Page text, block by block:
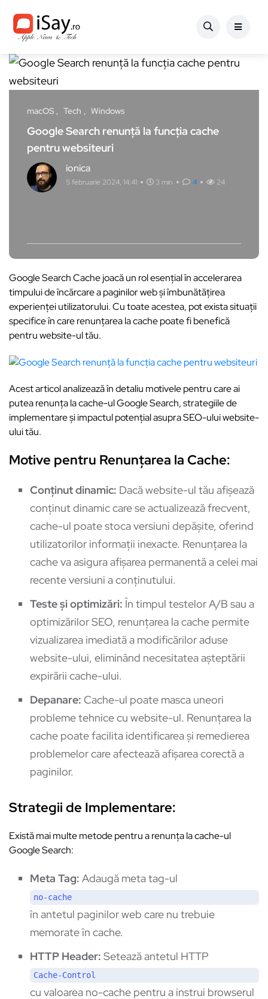
macOS Tech Windows
Google Search renunță la funcția cache
pentru websiteuri
ionica
5 februarie 2024, 14:41 3 min 4 24
Google Search Cache joacă un rol esențial în accelerarea
timpului de încărcare a paginilor web și îmbunătățirea
experienței utilizatorului. Cu toate acestea, pot exista situații
specifice în care renunțarea la cache poate fi benefică
pentru website-ul tău.
Acest articol analizează în detaliu motivele pentru care ai
putea renunța la cache-ul Google Search, strategiile de
implementare și impactul potențial asupra SEO-ului website-
ului tău.
Motive pentru Renunțarea la Cache:
Conținut dinamic: Dacă website-ul tău afișează
conținut dinamic care se actualizează frecvent,
cache-ul poate stoca versiuni depășite, oferind
utilizatorilor informații inexacte. Renunțarea la
cache va asigura afișarea permanentă a celei mai
recente versiuni a conținutului.
Teste și optimizări: În timpul testelor A/B sau a
optimizărilor SEO, renunțarea la cache permite
vizualizarea imediată a modificărilor aduse
website-ului, eliminând necesitatea așteptării
expirării cache-ului.
Depanare: Cache-ul poate masca uneori
probleme tehnice cu website-ul. Renunțarea la
cache poate facilita identificarea și remedierea
problemelor care afectează afișarea corectă a
paginilor.
Strategii de Implementare:
Există mai multe metode pentru a renunța la cache-ul
Google Search:
Meta Tag: Adaugă meta tag-ul
no-cache
în antetul paginilor web care nu trebuie
memorate în cache.
HTTP Header: Setează antetul HTTP
Cache-Control
cu valoarea no-cache pentru a instrui browserul